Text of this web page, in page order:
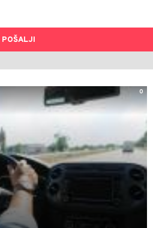
POŠALJI
0